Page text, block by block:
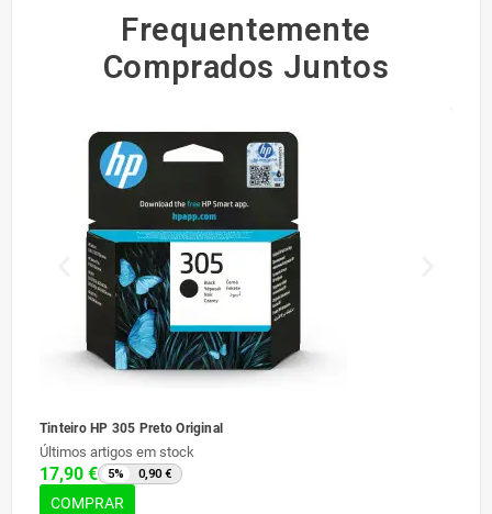
Frequentemente
Comprados Juntos
Tinteiro HP 305 Preto Original
Últimos artigos em stock
17,90 € 5% 0,90 €
COMPRAR